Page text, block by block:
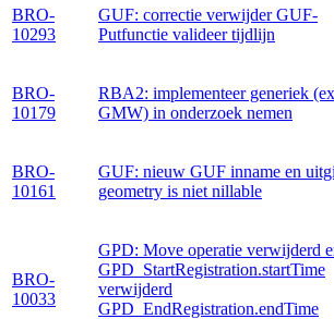
BRO-
10293
GUF: correctie verwijder GUF-
Putfunctie valideer tijdlijn
BRO-
10179
RBA2: implementeer generiek
GMW) in onderzoek nemen
BRO-
10161
GUF: nieuw GUF inname en
geometry is niet nillable
BRO-
10033
GPD: Move operatie verwijderd
GPD_StartRegistration.startTime
verwijderd
GPD_EndRegistration.endTime